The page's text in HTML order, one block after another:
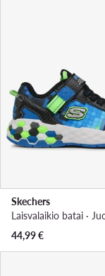
Skechers
Laisvalaikio batai ·
44,99€